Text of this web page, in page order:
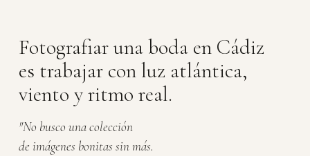
Fotografiar una boda en Cádiz
es trabajar con luz atlántica,
viento y ritmo real.
"No busco una colección
de imágenes bonitas sin más.